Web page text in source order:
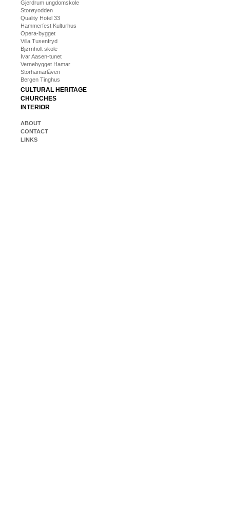
Gjerdrum ungdomskole
Storøyodden
Quality Hotel 33
Hammerfest Kulturhus
Opera-bygget
Villa Tusenfryd
Bjørnholt skole
Ivar Aasen-tunet
Vernebygget Hamar
Storhamarlåven
Bergen Tinghus
CULTURAL HERITAGE
CHURCHES
INTERIOR
ABOUT
CONTACT
LINKS